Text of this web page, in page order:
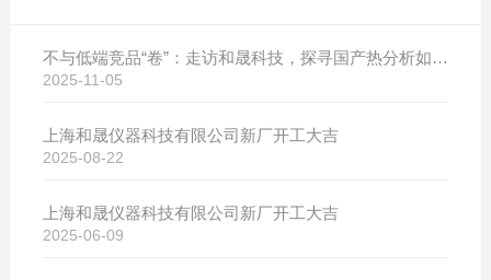
不与低端竞品“卷”：走访和晟科技，探寻国产热分析如何行稳致远
2025-11-05
上海和晟仪器科技有限公司新厂开工大吉
2025-08-22
上海和晟仪器科技有限公司新厂开工大吉
2025-06-09